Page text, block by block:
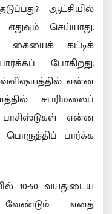
ஆட்சியில்
செய்யாது.
கையைக் கட்டிக்
போகிறது.
என்ன
சபரிமலைப்
என்ன
பார்க்க
10-50 வயதுடைய
எனத்